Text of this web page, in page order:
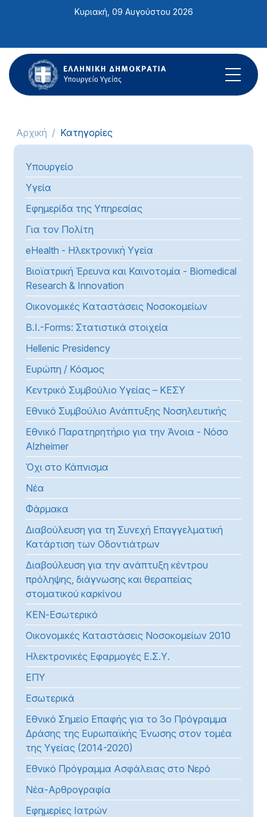
ιστότοπος
περιλαμβάνει
ένα
σύστημα
Κυριακή, 09 Αυγούστου 2026
Αρχική Κατηγορίες
Υπουργείο
Υγεία
Εφημερίδα της Υπηρεσίας
Για τον Πολίτη
eHealth - Ηλεκτρονική Υγεία
Βιοϊατρική Έρευνα και Καινοτομία - Biomedical
Research & Innovation
Οικονομικές Kαταστάσεις Νοσοκομείων
B.I.-Forms: Στατιστικά στοιχεία
Hellenic Presidency
Ευρώπη / Κόσμος
Κεντρικό Συμβούλιο Υγείας – ΚΕΣΥ
Εθνικό Συμβούλιο Ανάπτυξης Νοσηλευτικής
Εθνικό Παρατηρητήριο για την Άνοια - Νόσο
Alzheimer
Όχι στο Κάπνισμα
Νέα
Φάρμακα
Διαβούλευση για τη Συνεχή Επαγγελματική
Κατάρτιση των Οδοντιάτρων
Διαβούλευση για την ανάπτυξη κέντρου
πρόληψης, διάγνωσης και θεραπείας
στοματικού καρκίνου
ΚΕΝ-Εσωτερικό
Οικονομικές Καταστάσεις Νοσοκομείων 2010
Ηλεκτρονικές Εφαρμογές Ε.Σ.Υ.
ΕΠΥ
Εσωτερικά
Εθνικό Σημείο Επαφής για το 3ο Πρόγραμμα
Δράσης της Ευρωπαϊκής Ένωσης στον τομέα
της Υγείας (2014-2020)
Εθνικό Πρόγραμμα Ασφάλειας στο Νερό
Νέα-Αρθρογραφία
Εφημερίες Ιατρών